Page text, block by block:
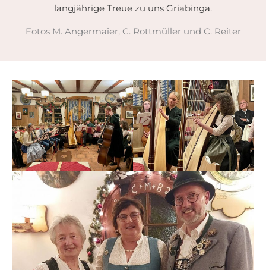
langjährige Treue zu uns Griabinga.
Fotos M. Angermaier, C. Rottmüller und C. Reiter